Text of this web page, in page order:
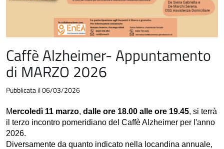
Caffè Alzheimer- Appuntamento
di MARZO 2026
Pubblicata il 06/03/2026
Mercoledì 11 marzo, dalle ore 18.00 alle ore 19.45, si terrà
il terzo incontro pomeridiano del Caffè Alzheimer per l'anno
2026.
Diversamente da quanto indicato nella locandina annuale,